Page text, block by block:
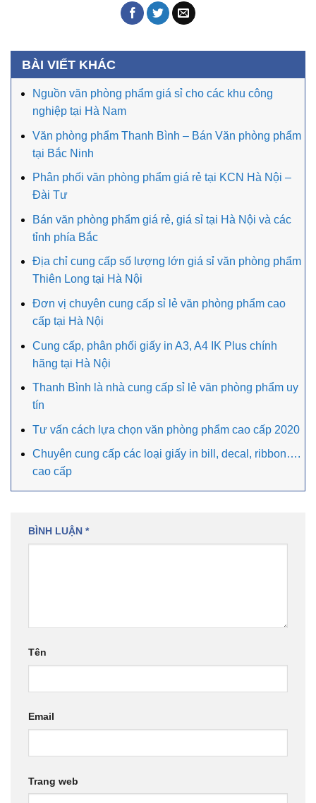
BÀI VIẾT KHÁC
Nguồn văn phòng phẩm giá sỉ cho các khu công
nghiệp tại Hà Nam
Văn phòng phẩm Thanh Bình – Bán Văn phòng phẩm
tại Bắc Ninh
Phân phối văn phòng phẩm giá rẻ tại KCN Hà Nội –
Đài Tư
Bán văn phòng phẩm giá rẻ, giá sỉ tại Hà Nội và các
tỉnh phía Bắc
Địa chỉ cung cấp số lượng lớn giá sỉ văn phòng phẩm
Thiên Long tại Hà Nội
Đơn vị chuyên cung cấp sỉ lẻ văn phòng phẩm cao
cấp tại Hà Nội
Cung cấp, phân phối giấy in A3, A4 IK Plus chính
hãng tại Hà Nội
Thanh Bình là nhà cung cấp sỉ lẻ văn phòng phẩm uy
tín
Tư vấn cách lựa chọn văn phòng phẩm cao cấp 2020
Chuyên cung cấp các loại giấy in bill, decal, ribbon….
cao cấp
BÌNH LUẬN *
Tên
Email
Trang web